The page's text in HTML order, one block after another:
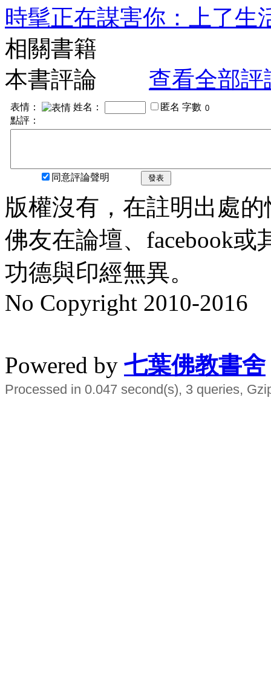
時髦正在謀害你：上了
相關書籍
本書評論
查看全部評
表情： 姓名： 匿名 字數
點評：
同意評論聲明 發表
版權沒有，在註明出處
佛友在論壇、facebook
功德與印經無異。
No Copyright 2010-2016
Powered by 七葉佛教書舍
Processed in 0.047 second(s), 3 queries,